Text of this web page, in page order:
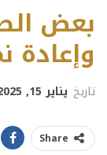
بعض
وإعادة
تاريخ يناير 15, 2025
Share